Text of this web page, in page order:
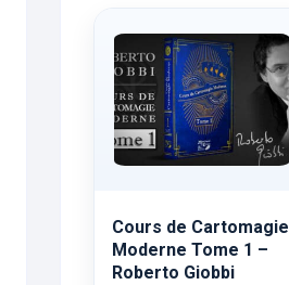
Cours de Cartomagie
Moderne Tome 1 –
Roberto Giobbi